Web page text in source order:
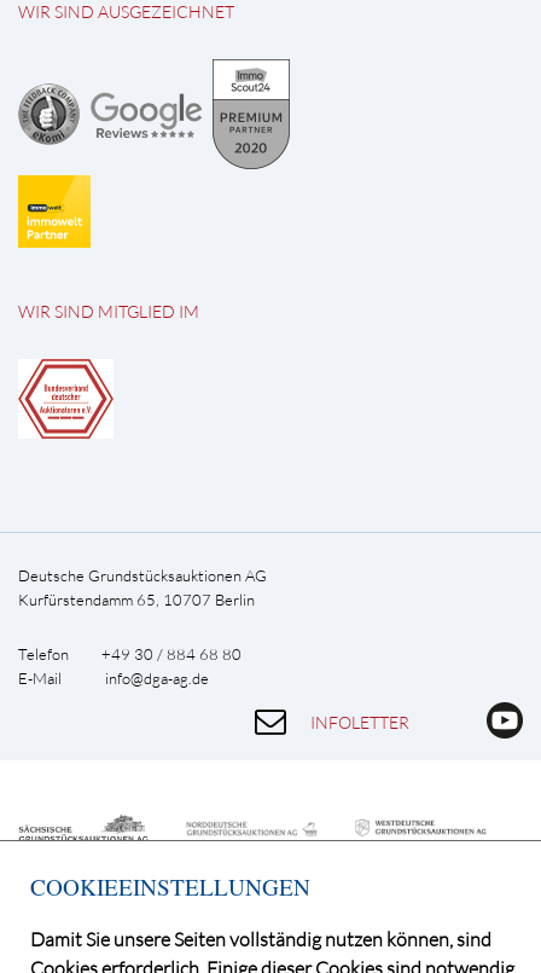
WIR SIND AUSGEZEICHNET
WIR SIND MITGLIED IM
Deutsche Grundstücksauktionen AG
Kurfürstendamm 65, 10707 Berlin
Telefon +49 30 / 884 68 80
E-Mail info@dga-ag.de
INFOLETTER
COOKIEEINSTELLUNGEN
Damit Sie unsere Seiten vollständig nutzen können, sind
Cookies erforderlich. Einige dieser Cookies sind notwendig,